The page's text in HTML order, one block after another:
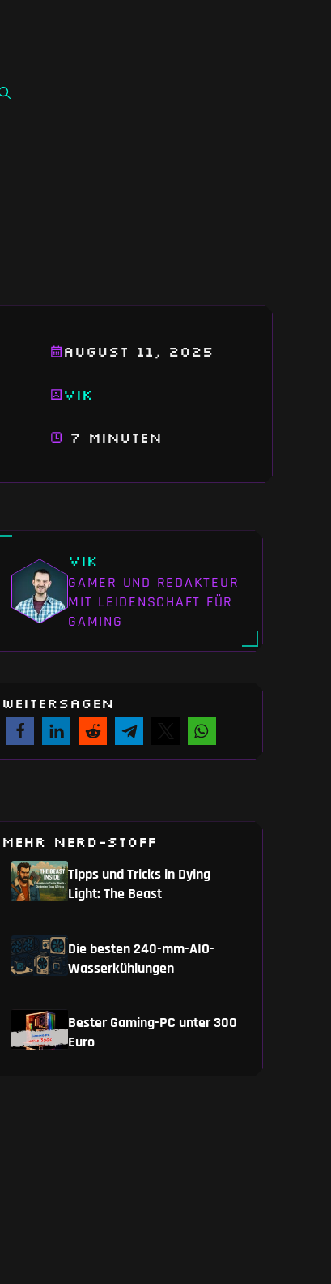
August 11, 2025
Vik
7 Minuten
Vik
GAMER UND REDAKTEUR
MIT LEIDENSCHAFT FÜR
GAMING
WEITERSAGEN
MEHR NERD-STOFF
Tipps und Tricks in Dying
Light: The Beast
Die besten 240-mm-AIO-
Wasserkühlungen
Bester Gaming-PC unter 300
Euro